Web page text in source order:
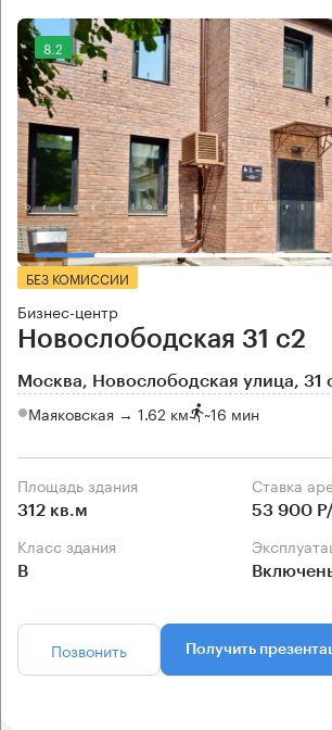
8.2
БЕЗ КОМИССИИ
Бизнес-центр
Новослободская 31 с2
Москва, Новослободская улица, 31
Маяковская → 1.62 км ~16 мин
Площадь здания
312 кв.м
Ставка
53 900 Р/
Класс здания
B
Позвонить Получить